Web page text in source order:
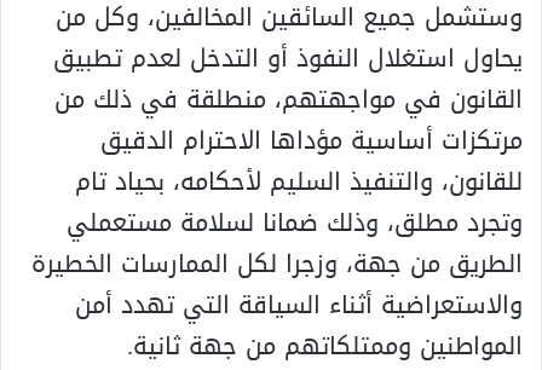
وستشمل جميع السائقين المخالفين، وكل من
يحاول استغلال النفوذ أو التدخل لعدم تطبيق
القانون في مواجهتهم، منطلقة في ذلك من
مرتكزات أساسية مؤداها الاحترام الدقيق
للقانون، والتنفيذ السليم لأحكامه، بحياد تام
وتجرد مطلق، وذلك ضمانا لسلامة مستعملي
الطريق من جهة، وزجرا لكل الممارسات الخطيرة
والاستعراضية أثناء السياقة التي تهدد أمن
المواطنين وممتلكاتهم من جهة ثانية.